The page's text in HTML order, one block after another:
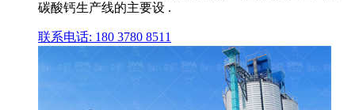
碳酸钙生产线的主要设 .
联系电话: 180 3780 8511